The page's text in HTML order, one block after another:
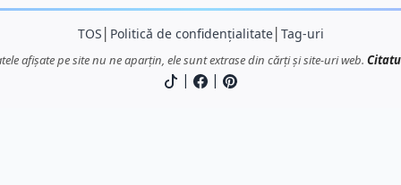
TOS Politică de confidențialitate│ Tag-uri
afișate pe site nu ne aparțin, ele sunt extrase din cărți și site-uri web.
| |